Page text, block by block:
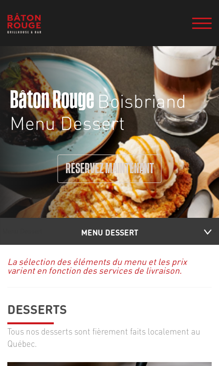
Bâton Rouge Boisbriand
Menu Dessert
RÉSERVEZ MAINTENANT
MENU DESSERT
La sélection des éléments du menu et les prix
varient en fonction des services de livraison.
DESSERTS
Tous nos desserts sont fièrement faits localement au
Québec.